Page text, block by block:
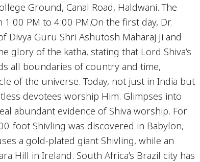
Ground, Canal Road, Haldwani. The
PM to 4:00 PM.On the first day, Dr.
Divya Guru Shri Ashutosh Maharaj Ji and
glory of the katha, stating that Lord Shiva’s
all boundaries of country and time,
of the universe. Today, not just in India but
devotees worship Him. Glimpses into
abundant evidence of Shiva worship. For
foot Shivling was discovered in Babylon,
a gold-plated giant Shivling, while an
Hill in Ireland. South Africa’s Brazil city has